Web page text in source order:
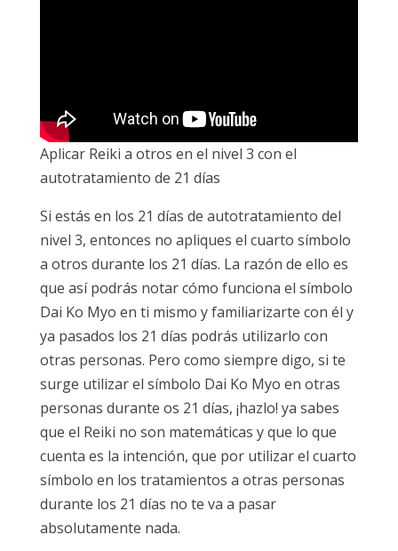
Aplicar Reiki a otros en el nivel 3 con el
autotratamiento de 21 días
Si estás en los 21 días de autotratamiento del
nivel 3, entonces no apliques el cuarto símbolo
a otros durante los 21 días. La razón de ello es
que así podrás notar cómo funciona el símbolo
Dai Ko Myo en ti mismo y familiarizarte con él y
ya pasados los 21 días podrás utilizarlo con
otras personas. Pero como siempre digo, si te
surge utilizar el símbolo Dai Ko Myo en otras
personas durante os 21 días, ¡hazlo! ya sabes
que el Reiki no son matemáticas y que lo que
cuenta es la intención, que por utilizar el cuarto
símbolo en los tratamientos a otras personas
durante los 21 días no te va a pasar
absolutamente nada.